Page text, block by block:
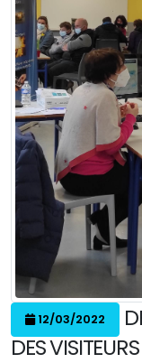
12/03/2022
DES